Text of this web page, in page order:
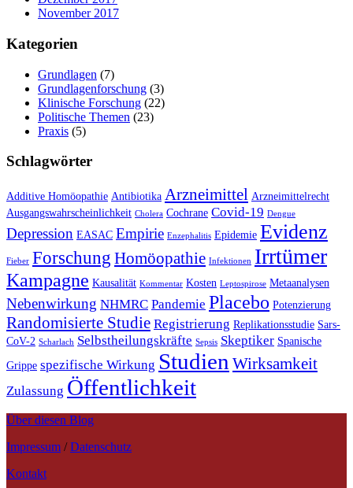
November 2017
Kategorien
Grundlagen (7)
Grundlagenforschung (3)
Klinische Forschung (22)
Politische Themen (23)
Praxis (5)
Schlagwörter
Additive Homöopathie Antibiotika Arzneimittel Arzneimittelrecht
Ausgangswahrscheinlichkeit Cholera Cochrane Covid-19 Dengue
Depression EASAC Empirie Enzephalitis Epidemie Evidenz
Fieber Forschung Homöopathie Infektionen Irrtümer
Kampagne Kausalität Kommentar Kosten Leptospirose Metaanalysen
Nebenwirkung NHMRC Pandemie Placebo Potenzierung
Randomisierte Studie Registrierung Replikationsstudie Sars-
CoV-2 Scharlach Selbstheilungskräfte Sepsis Skeptiker Spanische
Grippe spezifische Wirkung Studien Wirksamkeit
Zulassung Öffentlichkeit
Über diesen Blog
Impressum /Datenschutz
Kontakt